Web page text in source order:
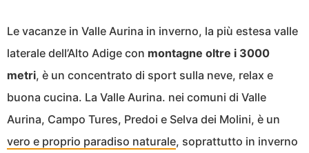
Le vacanze in Valle Aurina in inverno, la più estesa valle
laterale dell’Alto Adige con montagne oltre i 3000
metri, è un concentrato di sport sulla neve, relax e
buona cucina. La Valle Aurina. nei comuni di Valle
Aurina, Campo Tures, Predoi e Selva dei Molini, è un
vero e proprio paradiso naturale, soprattutto in inverno